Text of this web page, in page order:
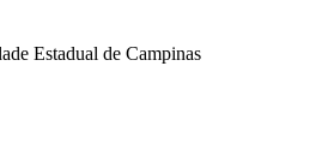
Estadual de Campinas